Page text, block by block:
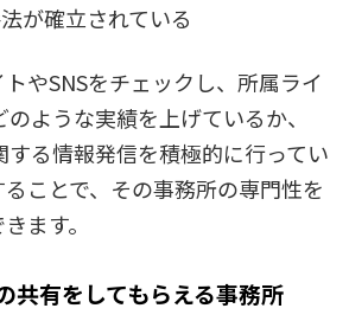
が確立されている
やSNSをチェックし、所属ライ
ような実績を上げているか、
る情報発信を積極的に行ってい
ことで、その事務所の専門性を
ます。
共有をしてもらえる事務所